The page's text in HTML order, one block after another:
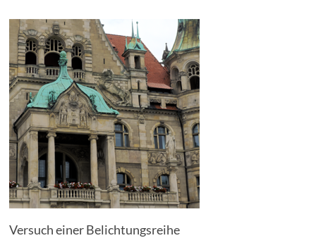
Versuch einer Belichtungsreihe